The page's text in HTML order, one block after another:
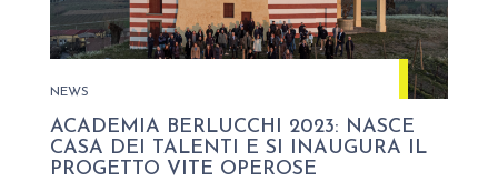
NEWS
ACADEMIA BERLUCCHI 2023: NASCE
CASA DEI TALENTI E SI INAUGURA IL
PROGETTO VITE OPEROSE